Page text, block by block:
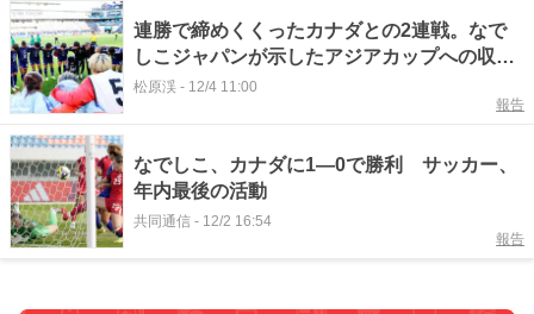
連勝で締めくくったカナダとの2連戦。なで
しこジャパンが示したアジアカップへの収穫
と課題
松原渓 - 12/4 11:00
報告
なでしこ、カナダに1―0で勝利 サッカー、
年内最後の活動
共同通信 - 12/2 16:54
報告